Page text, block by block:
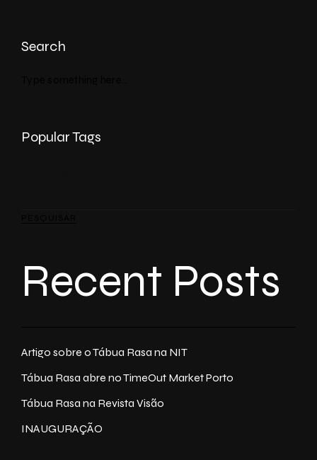
Search
Popular Tags
Recent Posts
Artigo sobre o Tábua Rasa na NIT
Tábua Rasa abre no TimeOut Market Porto
Tábua Rasa na Revista Visão
INAUGURAÇÃO